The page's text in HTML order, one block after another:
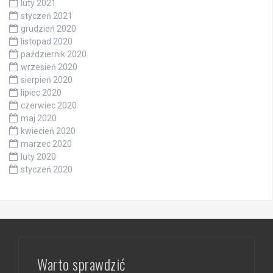
luty 2021
styczeń 2021
grudzień 2020
listopad 2020
październik 2020
wrzesień 2020
sierpień 2020
lipiec 2020
czerwiec 2020
maj 2020
kwiecień 2020
marzec 2020
luty 2020
styczeń 2020
Warto sprawdzić